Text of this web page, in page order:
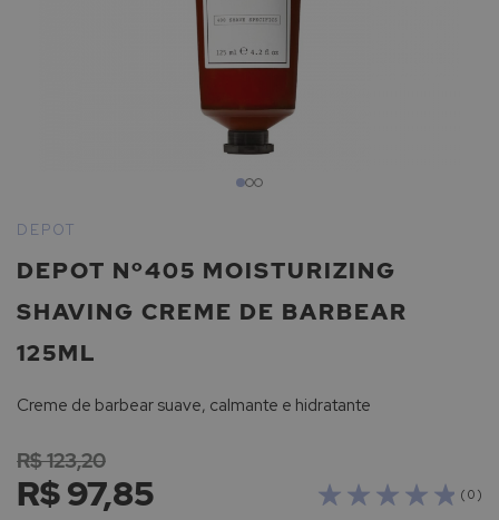
para
início
Galeria
de
imagens
DEPOT Nº405 MOISTURIZING
SHAVING CREME DE BARBEAR
125ML
DEPOT
Creme de barbear suave, calmante e hidratante
( 0 )
R$ 97,85
R$ 123,20